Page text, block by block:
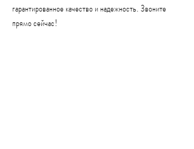
гарантированное качество и надежность. Звоните
прямо сейчас!